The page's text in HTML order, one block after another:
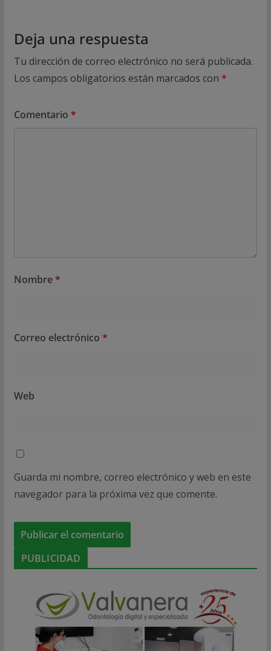
Deja una respuesta
Tu dirección de correo electrónico no será publicada.
Los campos obligatorios están marcados con *
Comentario *
Nombre*
Correo electrónico *
Web
Guarda mi nombre, correo electrónico y web en este
navegador para la próxima vez que comente.
PUBLICIDAD